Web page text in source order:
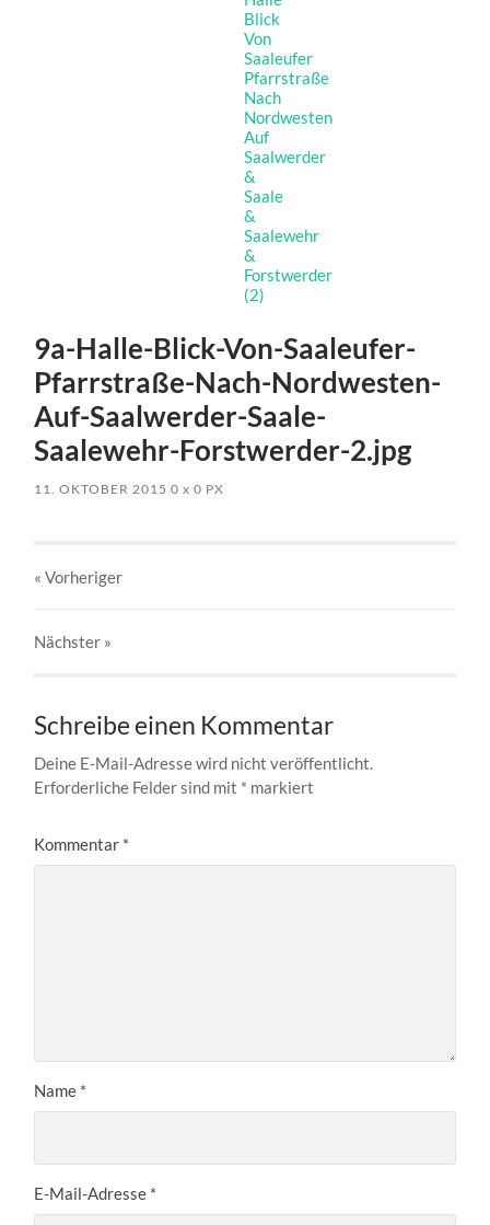
9a-Halle-Blick-Von-Saaleufer-
Pfarrstraße-Nach-Nordwesten-
Auf-Saalwerder-Saale-
Saalewehr-Forstwerder-2.jpg
11. OKTOBER 2015 0x 0 PX
« Vorheriger
Nächster »
Schreibe einen Kommentar
Deine E-Mail-Adresse wird nicht veröffentlicht.
Erforderliche Felder sind mit * markiert
Kommentar *
Name *
E-Mail-Adresse *